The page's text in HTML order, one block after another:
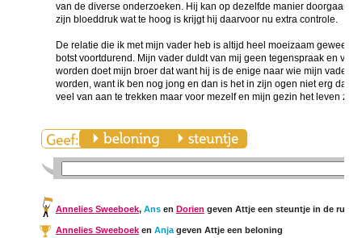
van de diverse onderzoeken. Hij kan op dezelfde manier doorgaan
zijn bloeddruk wat te hoog is krijgt hij daarvoor nu extra controle.
De relatie die ik met mijn vader heb is altijd heel moeizaam
botst voortdurend. Mijn vader duldt van mij geen tegenspraak en
worden doet mijn broer dat want hij is de enige naar wie mijn vader
worden, want ik ben nog jong en dan is het in zijn ogen niet erg dat
veel van aan te trekken maar voor mezelf en mijn gezin het leven zo
Annelies Sweeboek, Ans en Dorien geven Attje een steuntje in de rug
Annelies Sweeboeken Anjageven Attje een beloning